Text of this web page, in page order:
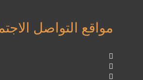
مواقع التواصل